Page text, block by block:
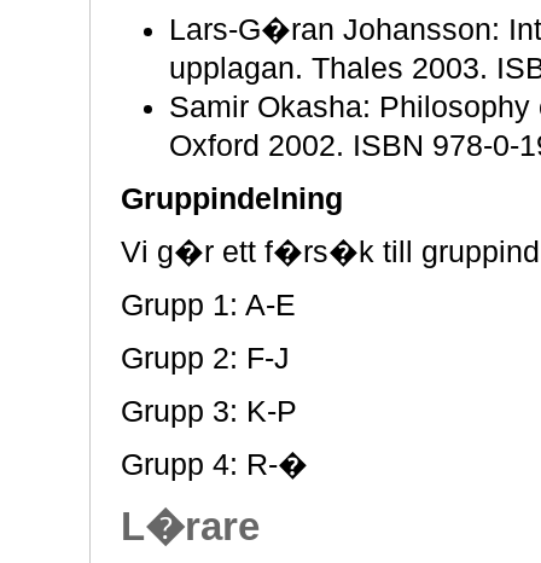
Lars-G�ran Johansson:
upplagan. Thales 2003.
Samir Okasha:
Oxford 2002. ISBN 978-0-
Gruppindelning
Vi g�r ett f�rs�k till
Grupp 1: A-E
Grupp 2: F-J
Grupp 3: K-P
Grupp 4: R-�
L�rare